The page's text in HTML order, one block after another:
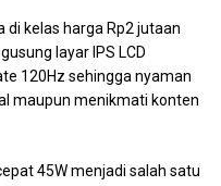
di kelas harga Rp2 jutaan
layar IPS LCD
120Hz sehingga nyaman
maupun menikmati konten
45W menjadi salah satu